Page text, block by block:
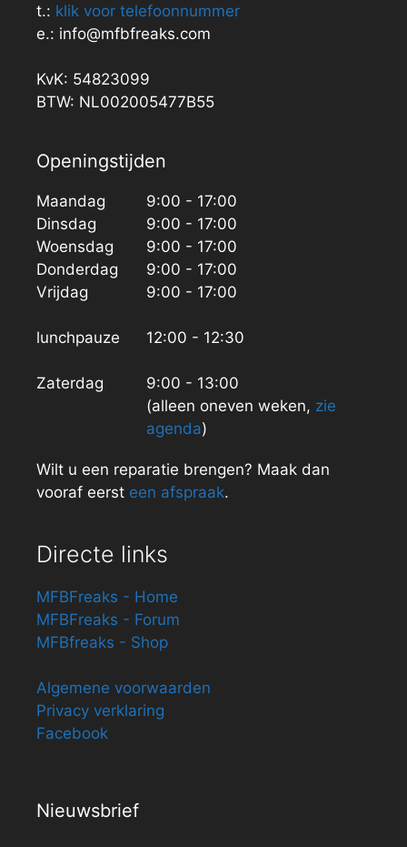
t.: klik voor telefoonnummer
e.: info@mfbfreaks.com
KvK: 54823099
BTW: NL002005477B55
Openingstijden
Maandag
Dinsdag
Woensdag
Donderdag
Vrijdag
lunchpauze
Zaterdag
9:00 - 17:00
9:00 - 17:00
9:00 - 17:00
9:00 - 17:00
9:00 - 17:00
12:00 - 12:30
9:00 - 13:00
(alleen oneven weken, zie
agenda)
Wilt u een reparatie brengen? Maak dan
vooraf eerst een afspraak.
Directe links
MFBFreaks - Home
MFBFreaks - Forum
MFBfreaks - Shop
Algemene voorwaarden
Privacy verklaring
Facebook
Nieuwsbrief